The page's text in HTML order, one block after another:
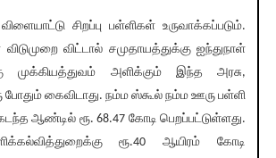
சிறப்பு பள்ளிகள் உருவாக்கப்படும்.
விட்டால் சமுதாயத்துக்கு ஐந்துநாள்
முக்கியத்துவம் அளிக்கும் இந்த அரசு,
போதும் கைவிடாது. நம்ம ஸ்கூல் நம்ம ஊரு பள்ளி
ஆண்டில் ரூ. 68.47 கோடி பெறப்பட்டுள்ளது.
ரூ.40 ஆயிரம் கோடி